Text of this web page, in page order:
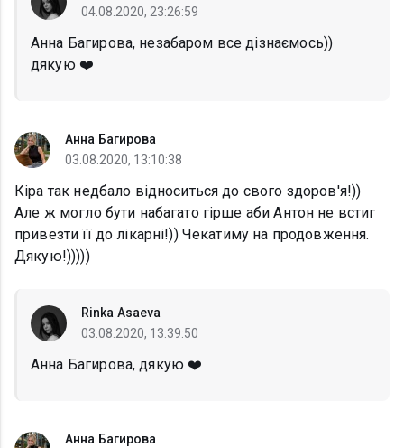
04.08.2020, 23:26:59
Анна Багирова, незабаром все дізнаємось))
дякую ❤️
Анна Багирова
03.08.2020, 13:10:38
Кіра так недбало відноситься до свого здоров'я!))
Але ж могло бути набагато гірше аби Антон не встиг
привезти її до лікарні!)) Чекатиму на продовження.
Дякую!)))))
Rinka Asaeva
03.08.2020, 13:39:50
Анна Багирова, дякую ❤️
Анна Багирова